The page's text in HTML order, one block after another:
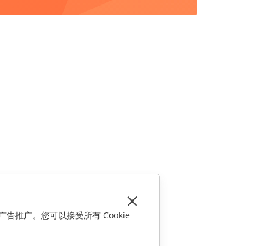
告推广。您可以接受所有 Cookie